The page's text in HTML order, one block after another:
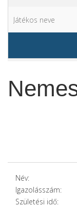
Név:
Igazolásszám:
Születési idő: